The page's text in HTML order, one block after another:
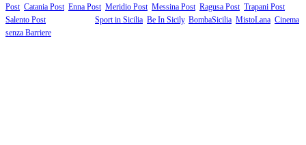
Post, Catania Post, Enna Post, Meridio Post, Messina Post, Ragusa Post, Trapani Post,
Salento Post. I siti tematici: Sport in Sicilia Be In Sicily, BombaSicilia MistoLana Cinema
senza Barriere